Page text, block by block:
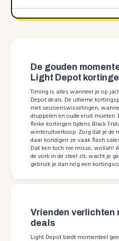
De gouden
Light Depot
Timing is alles wanneer je op
Depot deals. De ultieme
met seizoenswisselingen,
druppelen en oude eruit
flinke kortingen tijdens Black
winteruitverkoop. Zorg dat je de
daar kondigen ze vaak flash
Dat ken toch nie misse, wollah!
de vork in de steel zit, wacht je
gebruik je dan nóg een
Vrienden verlichten
deals
Light Depot biedt momenteel